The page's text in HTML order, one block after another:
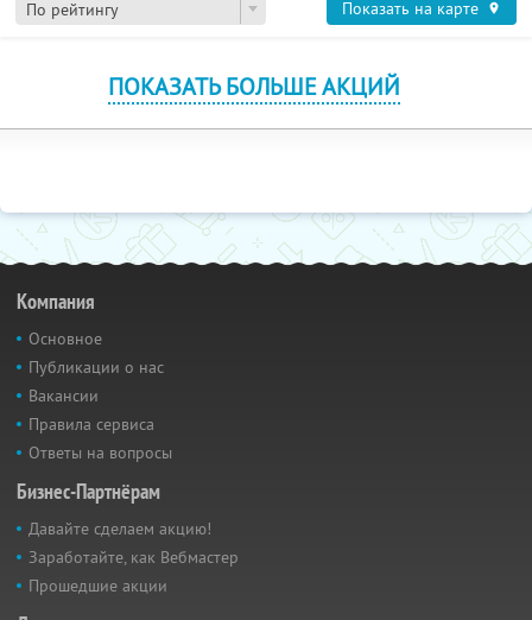
По рейтингу Показать на карте
ПОКАЗАТЬ БОЛЬШЕ АКЦИЙ
Компания
Основное
Публикации о нас
Вакансии
Правила сервиса
Ответы на вопросы
Бизнес-Партнёрам
Давайте сделаем акцию!
Заработайте, как Вебмастер
Прошедшие акции